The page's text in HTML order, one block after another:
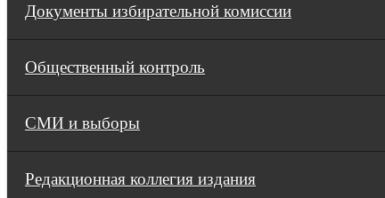
Документы избирательной комиссии
Общественный контроль
СМИ и выборы
Редакционная коллегия издания